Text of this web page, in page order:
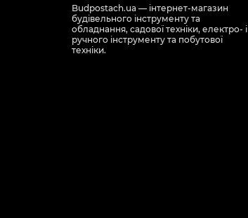
Budpostach.ua — інтернет-магазин
будівельного інструменту та
обладнання, садової техніки, електро- і
ручного інструменту та побутової
техніки.